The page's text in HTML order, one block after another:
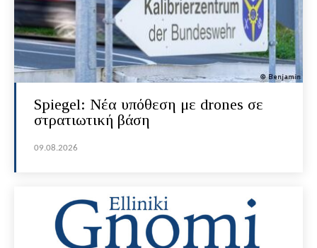
Spiegel: Νέα υπόθεση με drones σε
στρατιωτική βάση
09.08.2026